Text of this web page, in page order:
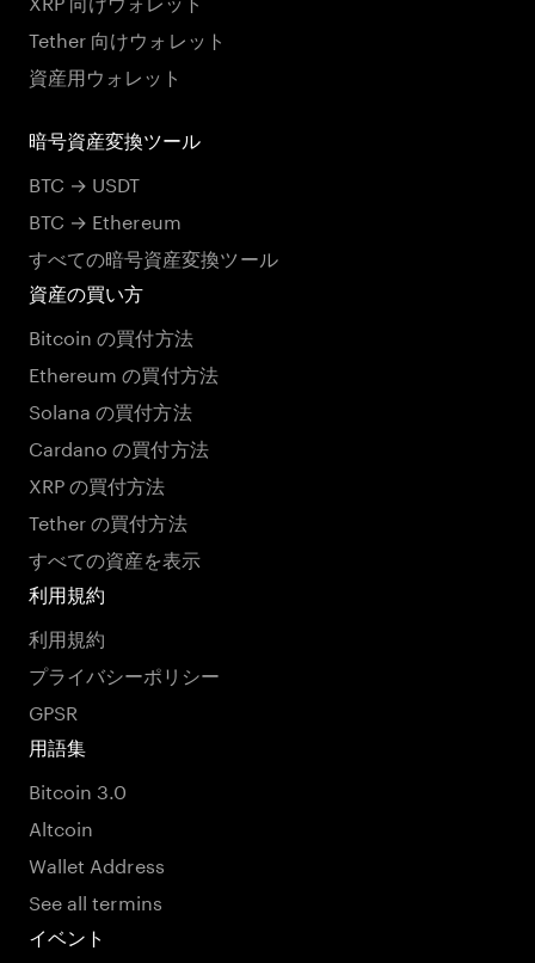
Tether 向けウォレット
資産用ウォレット
暗号資産変換ツール
BTC → USDT
BTC → Ethereum
すべての暗号資産変換ツール
資産の買い方
Bitcoin の買付方法
Ethereum の買付方法
Solana の買付方法
Cardano の買付方法
XRP の買付方法
Tether の買付方法
すべての資産を表示
利用規約
利用規約
プライバシーポリシー
GPSR
用語集
Bitcoin 3.0
Altcoin
Wallet Address
See all termins
イベント